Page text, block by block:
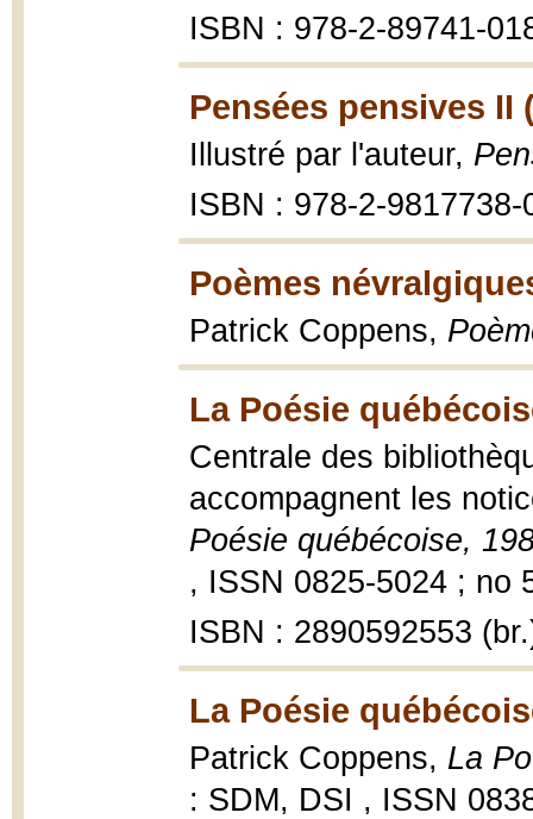
ISBN : 978-2-89741-
Pensées pensives II
Illustré par l'auteur,
ISBN : 978-2-9817738-
Poèmes
Patrick Coppens,
La Poésie
Centrale des
accompagnent les
Poésie québécoise,
, ISSN 0825-5024 ; no
ISBN : 2890592553
La Poésie
Patrick Coppens, La
: SDM, DSI , ISSN